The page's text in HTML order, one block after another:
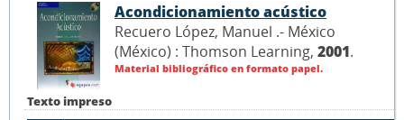
Texto impreso
Acondicionamiento acústico
Recuero López, Manuel .- México
(México) : Thomson Learning, 2001.
Material bibliográfico en formato papel.